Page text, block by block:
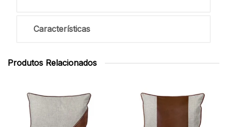
Características
Produtos Relacionados